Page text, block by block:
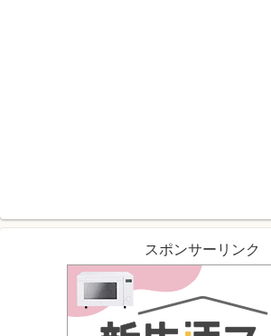
スポンサーリンク